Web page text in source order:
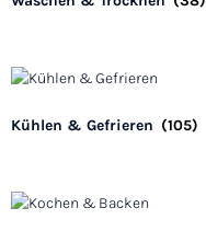
Kühlen & Gefrieren (105)